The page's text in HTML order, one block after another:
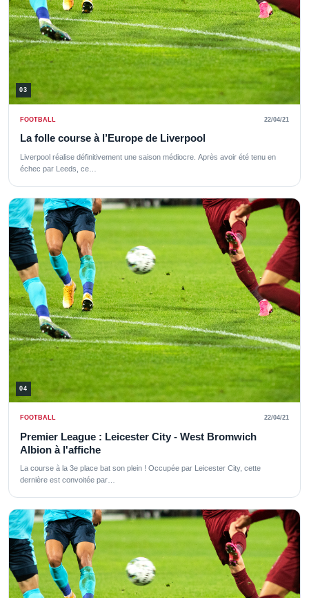
03
FOOTBALL 22/04/21
La folle course à l’Europe de Liverpool
Liverpool réalise définitivement une saison médiocre. Après avoir été tenu en
échec par Leeds, ce…
04
FOOTBALL 22/04/21
Premier League : Leicester City - West Bromwich
Albion à l'affiche
La course à la 3e place bat son plein ! Occupée par Leicester City, cette
dernière est convoitée par…